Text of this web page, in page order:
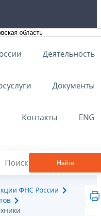
Деятельность
Документы
Контакты ENG
Найти
ФНС России